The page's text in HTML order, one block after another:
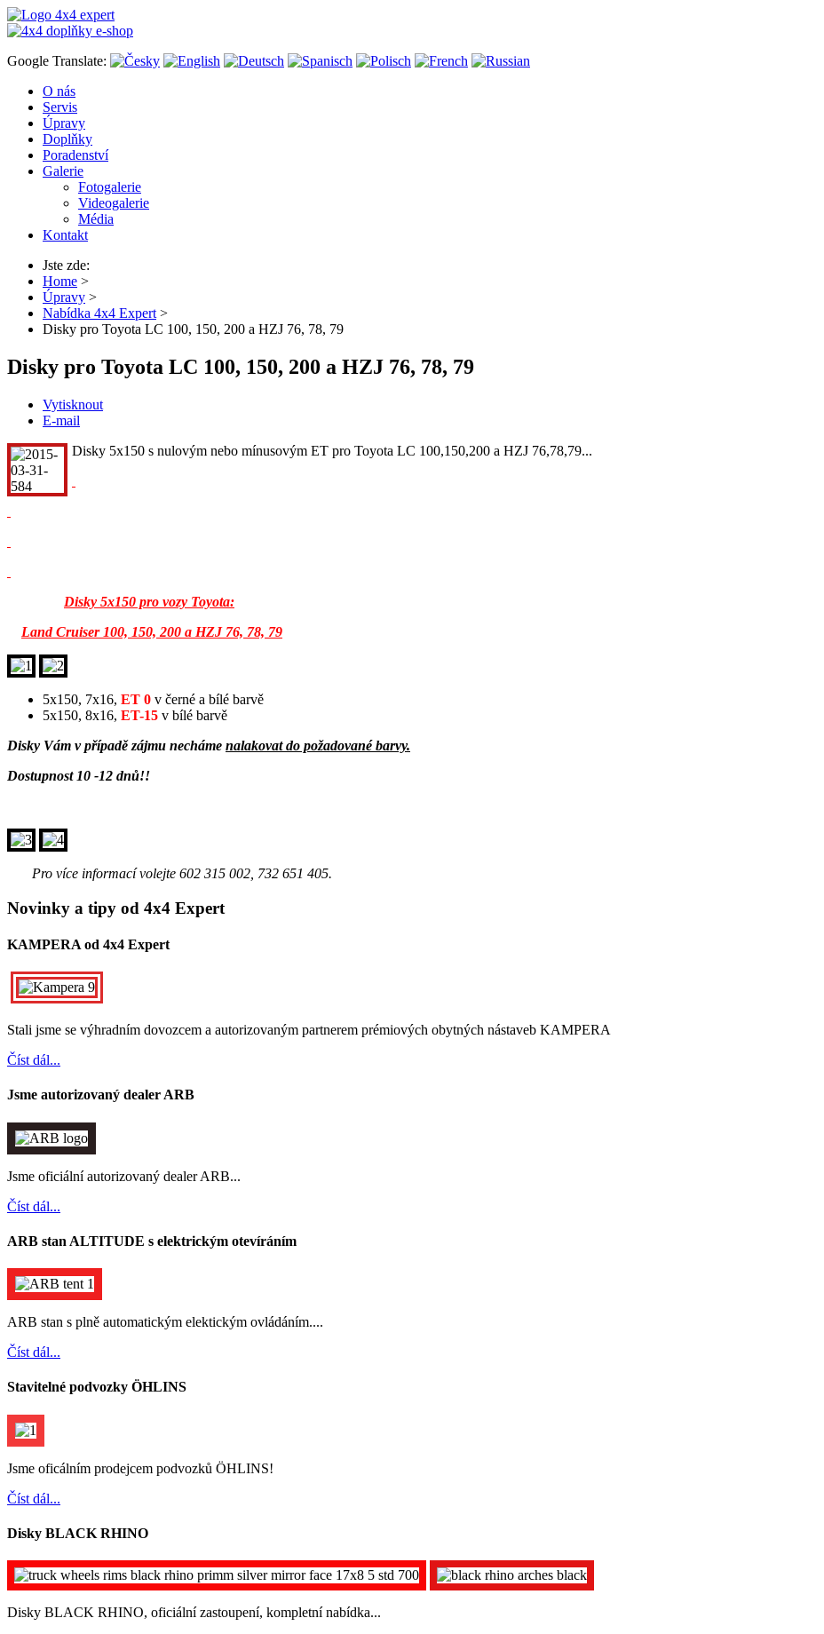
Google Translate:
O nás
Servis
Úpravy
Doplňky
Poradenství
Galerie
Fotogalerie
Videogalerie
Média
Kontakt
Jste zde:
Home >
Úpravy >
Nabídka 4x4 Expert >
Disky pro Toyota LC 100, 150, 200 a HZJ 76, 78, 79
Disky pro Toyota LC 100, 150, 200 a HZJ 76, 78, 79
Vytisknout
E-mail
Disky 5x150 s nulovým nebo mínusovým ET pro Toyota LC 100,150,200 a HZJ 76,78,79...
Disky 5x150 pro vozy Toyota:
Land Cruiser 100, 150, 200 a HZJ 76, 78, 79
5x150, 7x16, ET 0 v černé a bílé barvě
5x150, 8x16, ET-15 v bílé barvě
Disky Vám v případě zájmu necháme nalakovat do požadované barvy.
Dostupnost 10 -12 dnů!!
Pro více informací volejte 602 315 002, 732 651 405.
Novinky a tipy od 4x4 Expert
KAMPERA od 4x4 Expert
Stali jsme se výhradním dovozcem a autorizovaným partnerem prémiových obytných nástaveb KAMPERA
Číst dál...
Jsme autorizovaný dealer ARB
Jsme oficiální autorizovaný dealer ARB...
Číst dál...
ARB stan ALTITUDE s elektrickým otevíráním
ARB stan s plně automatickým elektickým ovládáním....
Číst dál...
Stavitelné podvozky ÖHLINS
Jsme oficálním prodejcem podvozků ÖHLINS!
Číst dál...
Disky BLACK RHINO
Disky BLACK RHINO, oficiální zastoupení, kompletní nabídka...